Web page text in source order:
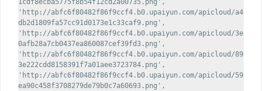
'http://abfc6f80482f86f9ccf4.b0.upaiyun.com/apicloud/a4
db2d1809fa57cc91d0173e1c33caf9.png',
'http://abfc6f80482f86f9ccf4.b0.upaiyun.com/apicloud/3e
0afb28a7cb0437ea860087cef39fd3.png',
'http://abfc6f80482f86f9ccf4.b0.upaiyun.com/apicloud/89
3e222cdd8158391f7a01aee3723784.png',
'http://abfc6f80482f86f9ccf4.b0.upaiyun.com/apicloud/59
ea90c458f3708279de79b0c7a60693.png',